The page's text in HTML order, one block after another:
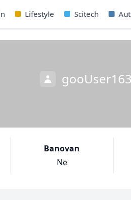
Lifestyle Scitech
Banovan
Ne